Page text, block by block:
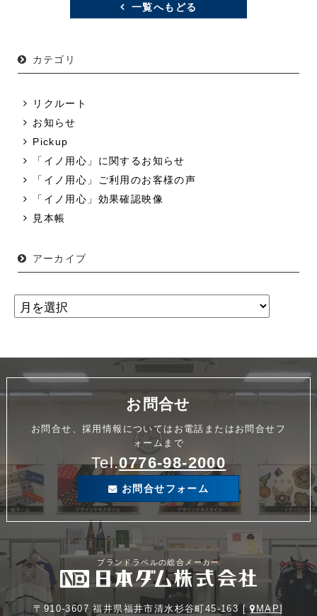
一覧へもどる
カテゴリ
リクルート
お知らせ
Pickup
「イノ用心」に関するお知らせ
「イノ用心」ご利用のお客様の声
「イノ用心」効果確認映像
見本帳
アーカイブ
お問合せ
お問合せ、採用情報についてはお電話またはお問合せフ
ォームまで
Tel.0776-98-2000
お問合せフォーム
ブランドラベルの総合メーカー
〒910-3607 福井県福井市清水杉谷町45-163 [ MAP